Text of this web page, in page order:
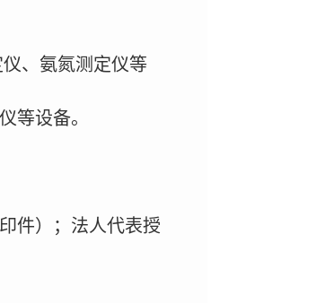
、氨氮测定仪等
等设备。
件）；法人代表授